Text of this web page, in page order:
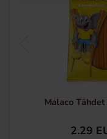
Malaco
2.29